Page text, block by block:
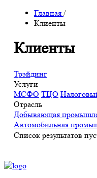
Главная /
Клиенты
Клиенты
Трэйдинг
Услуги
МСФО ТЦО
Отрасль
Добывающая
Автомобильная
Список результатов